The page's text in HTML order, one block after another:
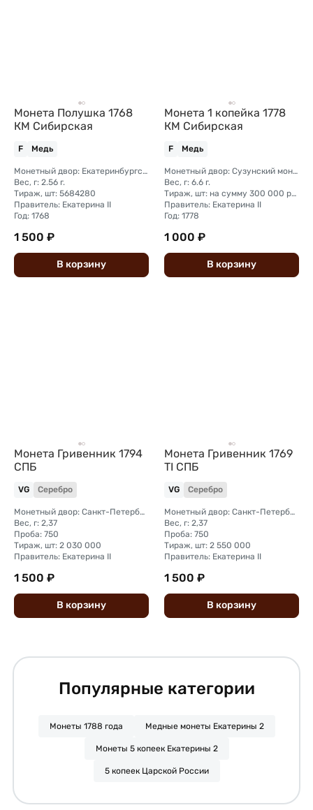
Монета Полушка 1768
КМ Сибирская
F Медь
Монетный двор: Екатеринбургский монетный двор
Вес, г: 2.56 г.
Тираж, шт: 5684280
Правитель: Екатерина II
Год: 1768
1 500 ₽
В корзину
Монета 1 копейка 1778
КМ Сибирская
F Медь
Монетный двор: Сузунский монетный двор (Сибирь)
Вес, г: 6.6 г.
Тираж, шт: на сумму 300 000 рублей (сумма 10 копеек + 5 копеек +2 копейки + 1 копейка + денга + полушка)
Правитель: Екатерина II
Год: 1778
1 000 ₽
В корзину
Монета Гривенник 1794
СПБ
VG Серебро
Монетный двор: Санкт-Петербургский монетный двор
Вес, г: 2,37
Проба: 750
Тираж, шт: 2 030 000
Правитель: Екатерина II
1 500 ₽
В корзину
Монета Гривенник 1769
TI СПБ
VG Серебро
Монетный двор: Санкт-Петербургский монетный двор
Вес, г: 2,37
Проба: 750
Тираж, шт: 2 550 000
Правитель: Екатерина II
1 500 ₽
В корзину
Популярные категории
Монеты 1788 года Медные монеты Екатерины 2
Монеты 5 копеек Екатерины 2
5 копеек Царской России